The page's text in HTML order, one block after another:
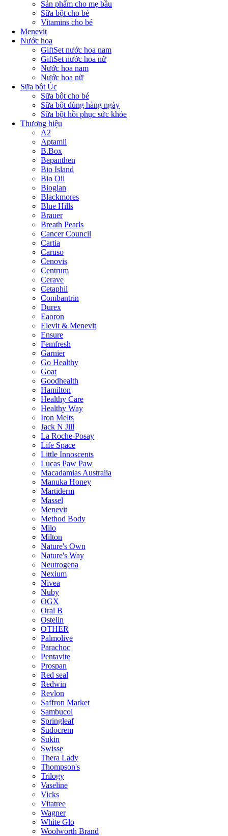
Sản phẩm cho mẹ bầu
Sữa bột cho bé
Vitamins cho bé
Menevit
Nước hoa
GiftSet nước hoa nam
GiftSet nước hoa nữ
Nước hoa nam
Nước hoa nữ
Sữa bột Úc
Sữa bột cho bé
Sữa bột dùng hàng ngày
Sữa bột hồi phục sức khỏe
Thương hiệu
A2
Aptamil
B.Box
Bepanthen
Bio Island
Bio Oil
Bioglan
Blackmores
Blue Hills
Brauer
Breath Pearls
Cancer Council
Cartia
Caruso
Cenovis
Centrum
Cerave
Cetaphil
Combantrin
Durex
Eaoron
Elevit & Menevit
Ensure
Femfresh
Garnier
Go Healthy
Goat
Goodhealth
Hamilton
Healthy Care
Healthy Way
Iron Melts
Jack N Jill
La Roche-Posay
Life Space
Little Innoscents
Lucas Paw Paw
Macadamias Australia
Manuka Honey
Martiderm
Massel
Menevit
Method Body
Milo
Milton
Nature's Own
Nature's Way
Neutrogena
Nexium
Nivea
Nuby
OGX
Oral B
Ostelin
OTHER
Palmolive
Parachoc
Pentavite
Prospan
Red seal
Redwin
Revlon
Saffron Market
Sambucol
Springleaf
Sudocrem
Sukin
Swisse
Thera Lady
Thompson's
Trilogy
Vaseline
Vicks
Vitatree
Wagner
White Glo
Woolworth Brand